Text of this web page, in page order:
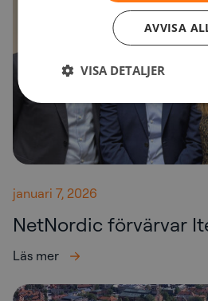
januari 7, 2026
NetNordic förvärvar
Läs mer
AVVISA
VISA DETALJER